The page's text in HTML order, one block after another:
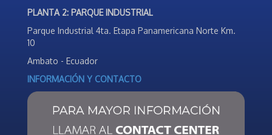
PLANTA 2: PARQUE INDUSTRIAL
Parque Industrial 4ta. Etapa Panamericana Norte Km.
10
Ambato - Ecuador
INFORMACIÓN Y CONTACTO